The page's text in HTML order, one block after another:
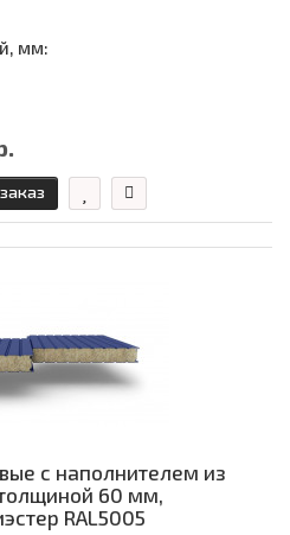
мм:
с наполнителем из
60 мм,
RAL5005